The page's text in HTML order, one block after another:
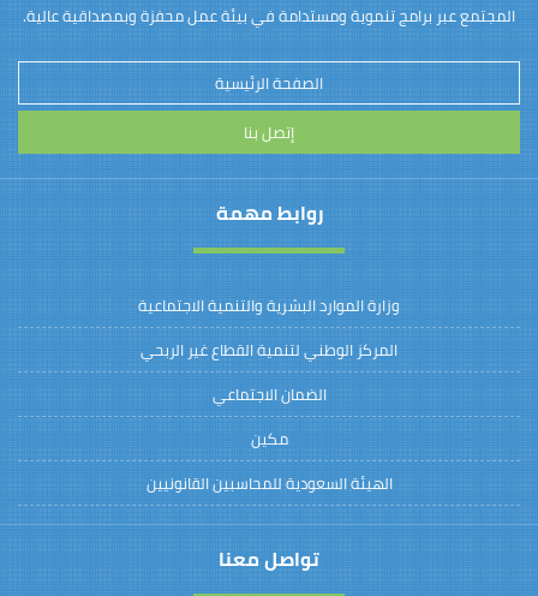
المجتمع عبر برامج تنموية ومستدامة في بيئة عمل محفزة وبمصداقية عالية.
الصفحة الرئيسية
إتصل بنا
روابط مهمة
وزارة الموارد البشرية والتنمية الاجتماعية
المركز الوطني لتنمية القطاع غير الربحي
الضمان الاجتماعي
مكين
الهيئة السعودية للمحاسبين القانونيين
تواصل معنا